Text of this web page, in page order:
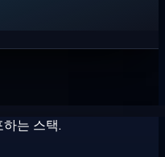
는 스택.